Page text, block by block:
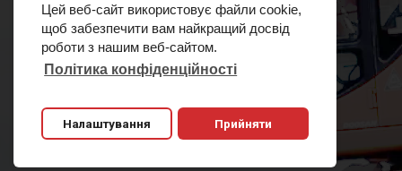
Цей веб-сайт використовує файли cookie,
щоб забезпечити вам найкращий досвід
роботи з нашим веб-сайтом.
Політика конфіденційності
Налаштування Прийняти
СПОСОБИ ОПЛАТИ